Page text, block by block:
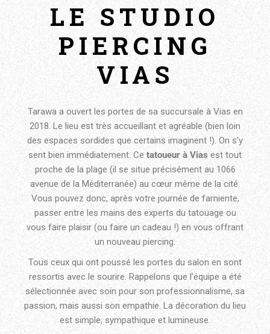
LE STUDIO
PIERCING
VIAS
Tarawa a ouvert les portes de sa succursale à Vias en
2018. Le lieu est très accueillant et agréable (bien loin
des espaces sordides que certains imaginent !). On s’y
sent bien immédiatement. Ce tatoueur à Vias est tout
proche de la plage (il se situe précisément au 1066
avenue de la Méditerranée) au cœur même de la cité.
Vous pouvez donc, après votre journée de farniente,
passer entre les mains des experts du tatouage ou
vous faire plaisir (ou faire un cadeau !) en vous offrant
un nouveau piercing.
Tous ceux qui ont poussé les portes du salon en sont
ressortis avec le sourire. Rappelons que l’équipe a été
sélectionnée avec soin pour son professionnalisme, sa
passion, mais aussi son empathie. La décoration du lieu
est simple, sympathique et lumineuse.